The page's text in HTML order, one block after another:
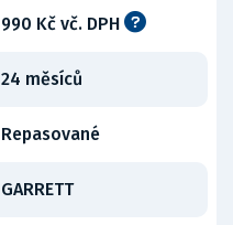
990 Kč vč. DPH
24 měsíců
Repasované
GARRETT